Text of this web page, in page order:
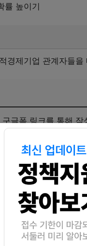
률 높이기
경제기업 관계자들을
글폼 링크를 통해
요.
공식공고
지 가능합니다.